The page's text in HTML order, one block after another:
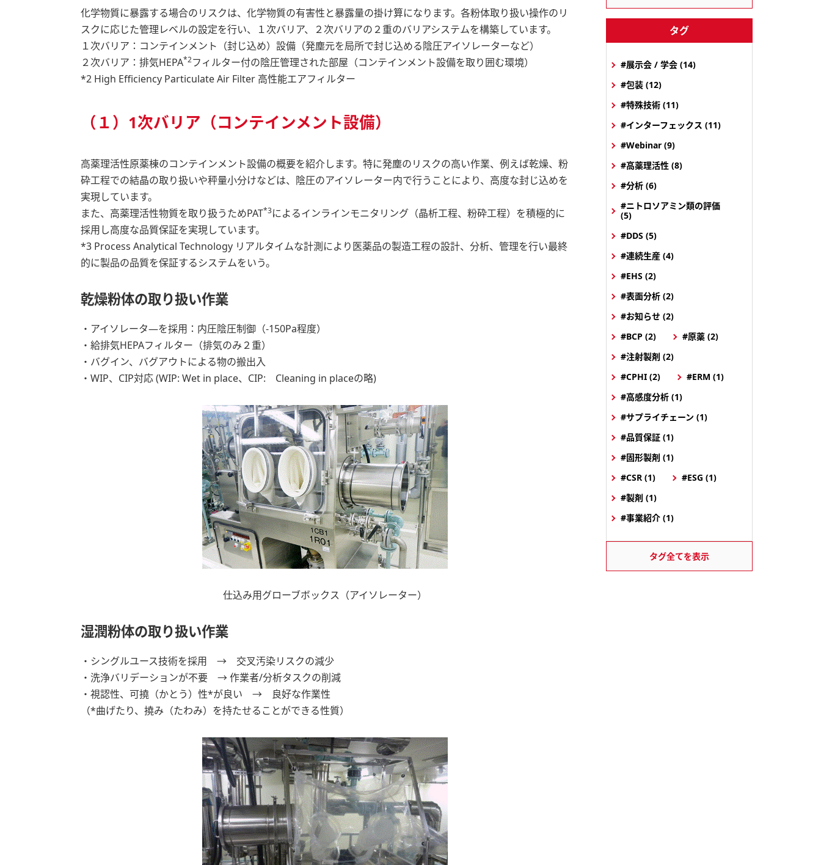
化学物質に暴露する場合のリスクは、化学物質の有害性と暴露量の掛け算になります。各粉体取り扱い操作のリ
スクに応じた管理レベルの設定を行い、１次バリア、２次バリアの２重のバリアシステムを構築しています。
１次バリア：コンテインメント（封じ込め）設備（発塵元を局所で封じ込める陰圧アイソレーターなど）
２次バリア：排気HEPA*2フィルター付の陰圧管理された部屋（コンテインメント設備を取り囲む環境）
*2 High Efficiency Particulate Air Filter 高性能エアフィルター
（１）1次バリア（コンテインメント設備）
高薬理活性原薬棟のコンテインメント設備の概要を紹介します。特に発塵のリスクの高い作業、例えば乾燥、粉
砕工程での結晶の取り扱いや秤量小分けなどは、陰圧のアイソレーター内で行うことにより、高度な封じ込めを
実現しています。
また、高薬理活性物質を取り扱うためPAT*3によるインラインモニタリング（晶析工程、粉砕工程）を積極的に
採用し高度な品質保証を実現しています。
*3 Process Analytical Technology リアルタイムな計測により医薬品の製造工程の設計、分析、管理を行い最終
的に製品の品質を保証するシステムをいう。
乾燥粉体の取り扱い作業
・アイソレータ―を採用：内圧陰圧制御（-150Pa程度）
・給排気HEPAフィルター（排気のみ２重）
・バグイン、バグアウトによる物の搬出入
・WIP、CIP対応 (WIP: Wet in place、CIP: Cleaning in placeの略)
仕込み用グローブボックス（アイソレーター）
湿潤粉体の取り扱い作業
・シングルユース技術を採用 → 交叉汚染リスクの減少
・洗浄バリデーションが不要 → 作業者/分析タスクの削減
・視認性、可撓（かとう）性*が良い → 良好な作業性
（*曲げたり、撓み（たわみ）を持たせることができる性質）
タグ
#展示会 / 学会 (14)
#包装 (12)
#特殊技術 (11)
#インターフェックス (11)
#Webinar (9)
#高薬理活性 (8)
#分析 (6)
#ニトロソアミン類の評価
(5)
#DDS (5)
#連続生産 (4)
#EHS (2)
#表面分析 (2)
#お知らせ (2)
#BCP (2)
#原薬 (2)
#注射製剤 (2)
#CPHI (2)
#ERM (1)
#高感度分析 (1)
#サプライチェーン (1)
#品質保証 (1)
#固形製剤 (1)
#CSR (1)
#ESG (1)
#製剤 (1)
#事業紹介 (1)
タグ全てを表示